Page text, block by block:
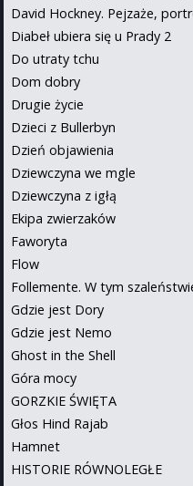
David Hockney. Pejzaże,
Diabeł ubiera się u Prady 2
Do utraty tchu
Dom dobry
Drugie życie
Dzieci z Bullerbyn
Dzień objawienia
Dziewczyna we mgle
Dziewczyna z igłą
Ekipa zwierzaków
Faworyta
Flow
Follemente. W tym
Gdzie jest Dory
Gdzie jest Nemo
Ghost in the Shell
Góra mocy
GORZKIE ŚWIĘTA
Głos Hind Rajab
Hamnet
HISTORIE RÓWNOLEGŁE